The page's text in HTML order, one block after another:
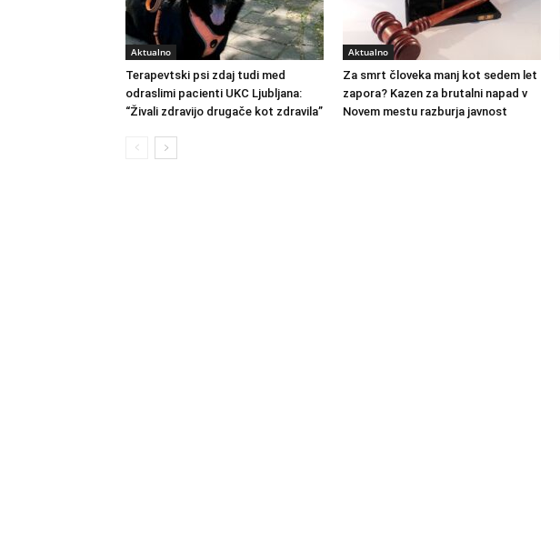
Aktualno
Terapevtski psi zdaj tudi med
odraslimi pacienti UKC Ljubljana:
“Živali zdravijo drugače kot zdravila”
Aktualno
Za smrt človeka manj kot sedem let
zapora? Kazen za brutalni napad v
Novem mestu razburja javnost